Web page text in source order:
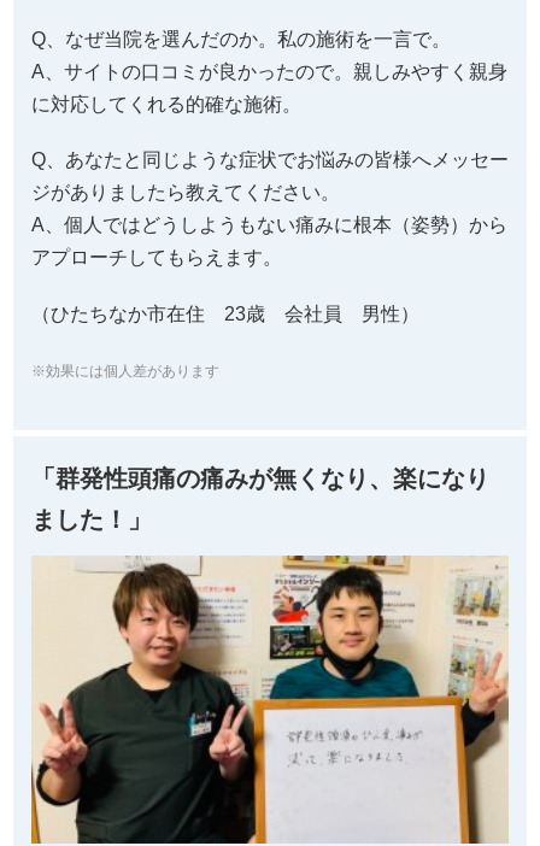
Q、なぜ当院を選んだのか。私の施術を一言で。
A、サイトの口コミが良かったので。親しみやすく親身
に対応してくれる的確な施術。
Q、あなたと同じような症状でお悩みの皆様へメッセー
ジがありましたら教えてください。
A、個人ではどうしようもない痛みに根本（姿勢）から
アプローチしてもらえます。
（ひたちなか市在住 23歳 会社員 男性）
※効果には個人差があります
「群発性頭痛の痛みが無くなり、楽になり
ました！」